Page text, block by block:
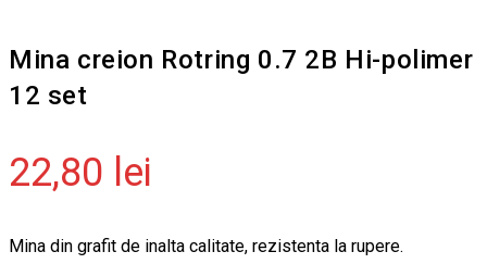
Mina creion Rotring 0.7 2B Hi-polimer
12 set
22,80 lei
Mina din grafit de inalta calitate, rezistenta la rupere.